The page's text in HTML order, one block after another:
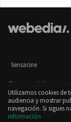
Sensacine
Otras
Utilizamos cookies de
audiencia y mostrar
navegación. Si sigues
información